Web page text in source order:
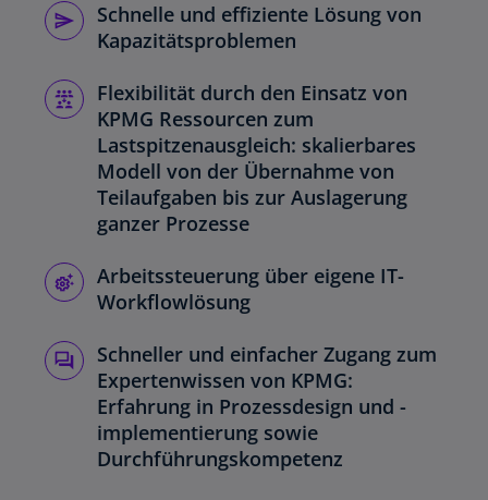
Schnelle und effiziente Lösung von
Kapazitätsproblemen
Flexibilität durch den Einsatz von
KPMG Ressourcen zum
Lastspitzenausgleich: skalierbares
Modell von der Übernahme von
Teilaufgaben bis zur Auslagerung
ganzer Prozesse
Arbeitssteuerung über eigene IT-
Workflowlösung
Schneller und einfacher Zugang zum
Expertenwissen von KPMG:
Erfahrung in Prozessdesign und -
implementierung sowie
Durchführungskompetenz